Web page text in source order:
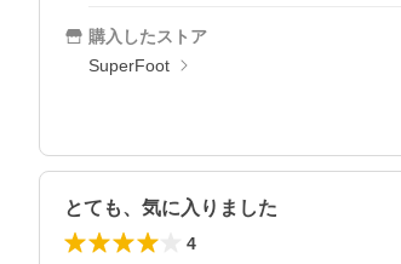
購入したストア
SuperFoot
とても、気に入りました
4